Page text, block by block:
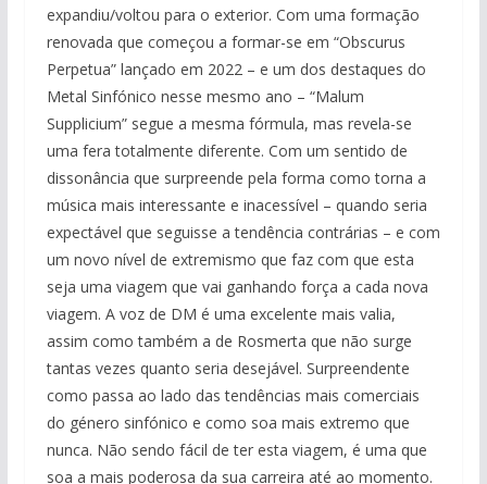
expandiu/voltou para o exterior. Com uma formação
renovada que começou a formar-se em “Obscurus
Perpetua” lançado em 2022 – e um dos destaques do
Metal Sinfónico nesse mesmo ano – “Malum
Supplicium” segue a mesma fórmula, mas revela-se
uma fera totalmente diferente. Com um sentido de
dissonância que surpreende pela forma como torna a
música mais interessante e inacessível – quando seria
expectável que seguisse a tendência contrárias – e com
um novo nível de extremismo que faz com que esta
seja uma viagem que vai ganhando força a cada nova
viagem. A voz de DM é uma excelente mais valia,
assim como também a de Rosmerta que não surge
tantas vezes quanto seria desejável. Surpreendente
como passa ao lado das tendências mais comerciais
do género sinfónico e como soa mais extremo que
nunca. Não sendo fácil de ter esta viagem, é uma que
soa a mais poderosa da sua carreira até ao momento.